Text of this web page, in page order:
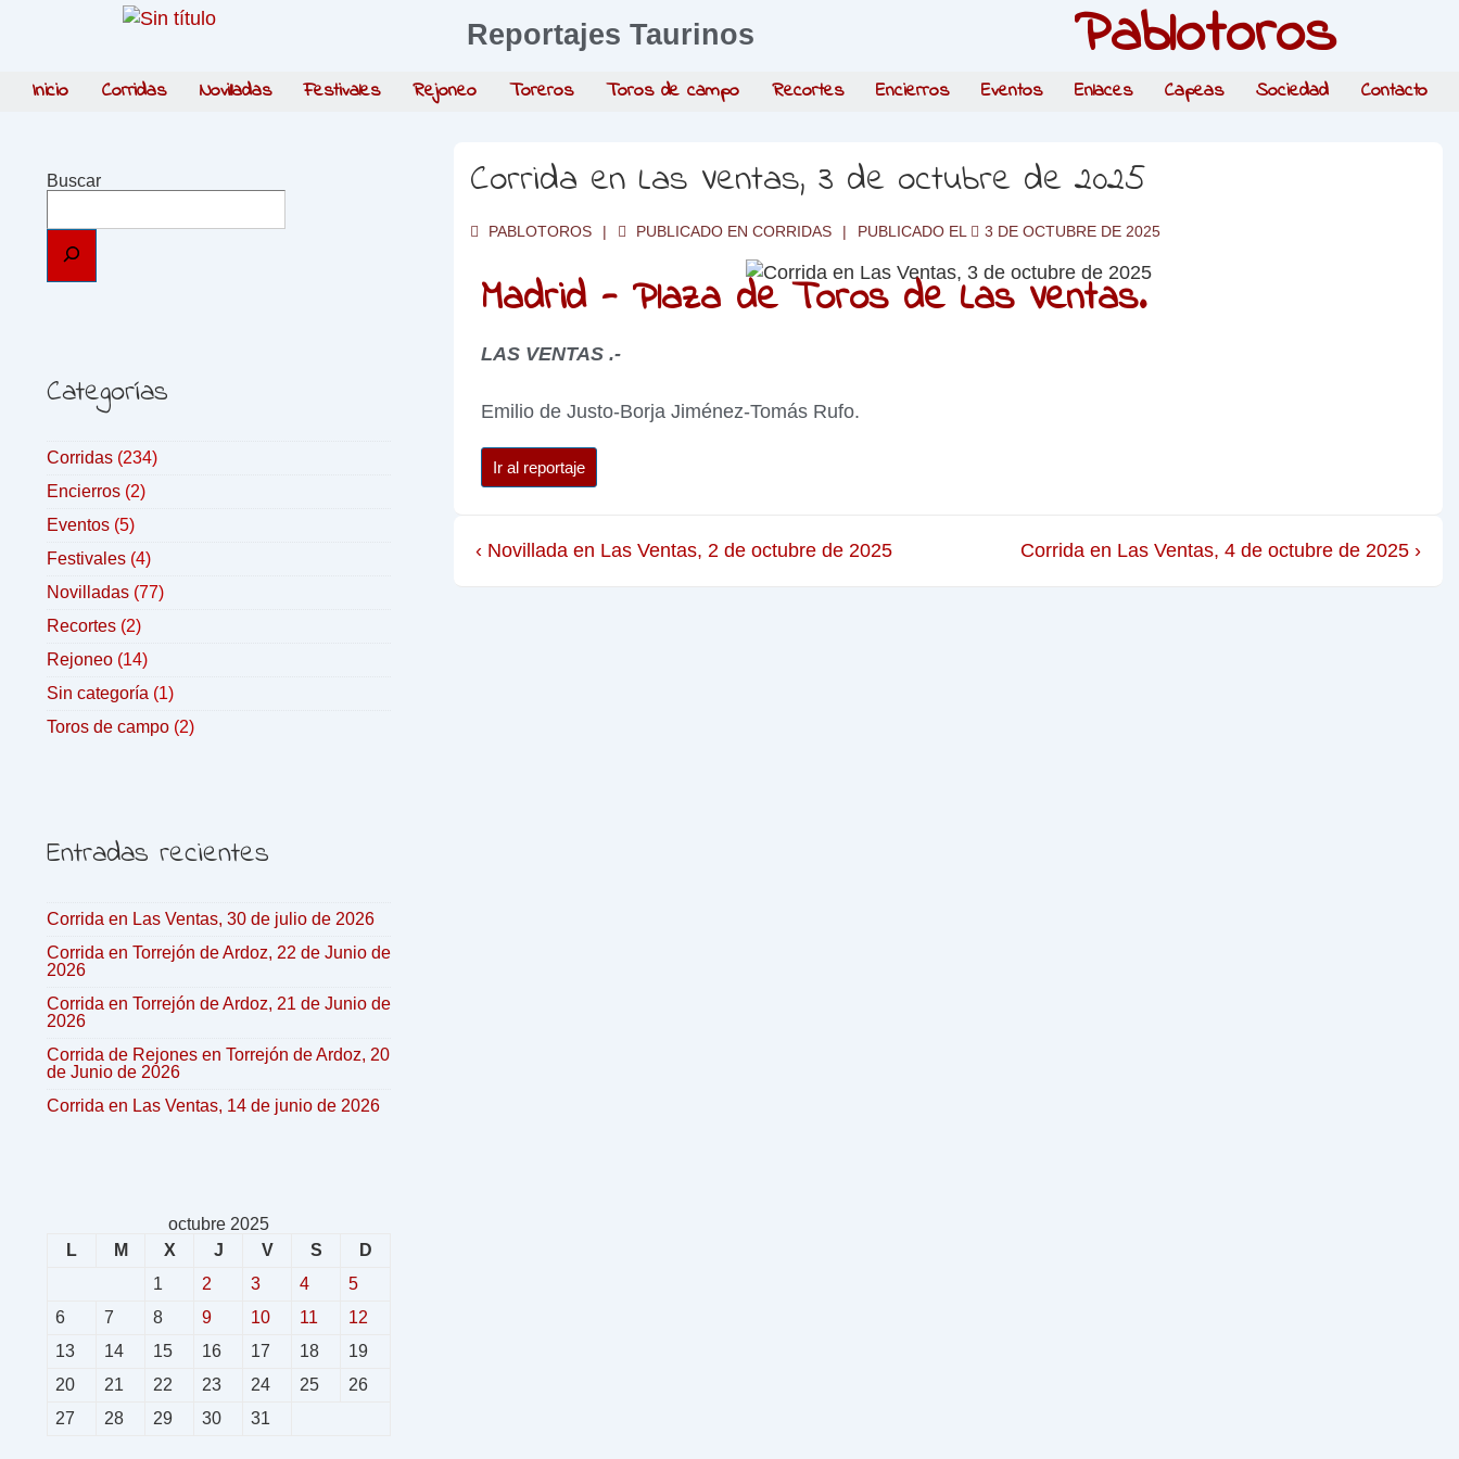
Reportajes Taurinos Pablotoros
Inicio Corridas Novilladas Festivales Rejoneo Toreros Toros de campo Recortes Encierros Eventos Enlaces Capeas Sociedad Contacto
Corrida en Las Ventas, 3 de octubre de 2025
PABLOTOROS PUBLICADO ENCORRIDAS PUBLICADO EL 3 DE OCTUBRE DE 2025
Madrid - Plaza de Toros de Las Ventas.
LAS VENTAS .-
Emilio de Justo-Borja Jiménez-Tomás Rufo.
Ir al reportaje
‹ Novillada en Las Ventas, 2 de octubre de 2025 Corrida en Las Ventas, 4 de octubre de 2025 ›
Buscar
Categorías
Corridas (234)
Encierros (2)
Eventos (5)
Festivales (4)
Novilladas (77)
Recortes (2)
Rejoneo (14)
Sin categoría (1)
Toros de campo (2)
Entradas recientes
Corrida en Las Ventas, 30 de julio de 2026
Corrida en Torrejón de Ardoz, 22 de Junio de
2026
Corrida en Torrejón de Ardoz, 21 de Junio de
2026
Corrida de Rejones en Torrejón de Ardoz, 20
de Junio de 2026
Corrida en Las Ventas, 14 de junio de 2026
octubre 2025
L
M X J V S
D
1
2 3 4
5
6
7 8 9 10 11
12
13
14 15 16 17 18
19
20
21 22 23 24 25
26
27
28 29 30 31